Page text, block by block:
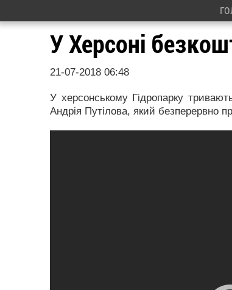
У Херсоні
21-07-2018 06:48
У херсонському Гідропарку
Андрія Путілова, який безперервно